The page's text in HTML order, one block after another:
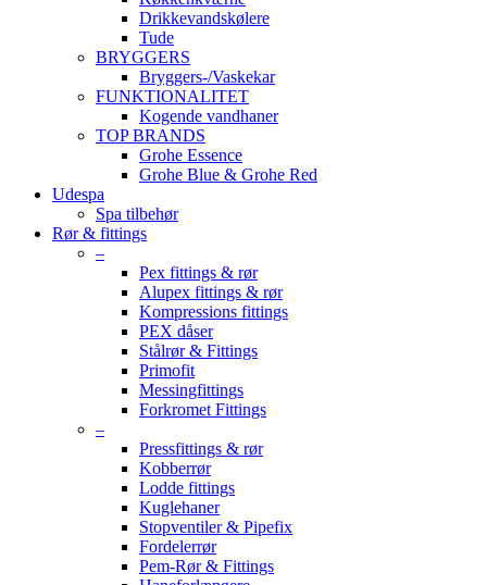
Drikkevandskølere
Tude
BRYGGERS
Bryggers-/Vaskekar
FUNKTIONALITET
Kogende vandhaner
TOP BRANDS
Grohe Essence
Grohe Blue & Grohe Red
Udespa
Spa tilbehør
Rør & fittings
–
Pex fittings & rør
Alupex fittings & rør
Kompressions fittings
PEX dåser
Stålrør & Fittings
Primofit
Messingfittings
Forkromet Fittings
–
Pressfittings & rør
Kobberrør
Lodde fittings
Kuglehaner
Stopventiler & Pipefix
Fordelerrør
Pem-Rør & Fittings